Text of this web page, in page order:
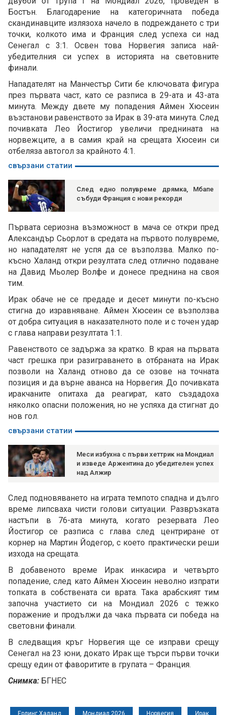
Бостън. Благодарение на категоричната победа
скандинавците излязоха начело в подреждането с три
точки, колкото има и Франция след успеха си над
Сенегал с 3:1. Освен това Норвегия записа най-
убедителния си успех в историята на световните
финали.
Нападателят на Манчестър Сити бе ключовата фигура
през първата част, като се разписа в 29-ата и 43-ата
минута. Между двете му попадения Аймен Хюсеин
възстанови равенството за Ирак в 39-ата минута. След
почивката Лео Йостигор увеличи преднината на
норвежците, а в самия край на срещата Хюсеин си
отбеляза автогол за крайното 4:1.
свързани статии
След едно полувреме дрямка, Мбапе
събуди Франция с нови рекорди
Първата сериозна възможност в мача се откри пред
Александър Сьорлот в средата на първото полувреме,
но нападателят не успя да се възползва. Малко по-
късно Халанд откри резултата след отлично подаване
на Давид Мьолер Волфе и донесе преднина на своя
тим.
Ирак обаче не се предаде и десет минути по-късно
стигна до изравняване. Аймен Хюсеин се възползва
от добра ситуация в наказателното поле и с точен удар
с глава направи резултата 1:1.
Равенството се задържа за кратко. В края на първата
част грешка при разиграването в отбраната на Ирак
позволи на Халанд отново да се озове на точната
позиция и да върне аванса на Норвегия. До почивката
иракчаните опитаха да реагират, като създадоха
няколко опасни положения, но не успяха да стигнат до
нов гол.
свързани статии
Меси избухна с първи хеттрик на Мондиал
и изведе Аржентина до убедителен успех
над Алжир
След подновяването на играта темпото спадна и дълго
време липсваха чисти голови ситуации. Развръзката
настъпи в 76-ата минута, когато резервата Лео
Йостигор се разписа с глава след центриране от
корнер на Мартин Йодегор, с което практически реши
изхода на срещата.
В добавеното време Ирак инкасира и четвърто
попадение, след като Аймен Хюсеин неволно изпрати
топката в собствената си врата. Така арабският тим
започна участието си на Мондиал 2026 с тежко
поражение и продължи да чака първата си победа на
световни финали.
В следващия кръг Норвегия ще се изправи срещу
Сенегал на 23 юни, докато Ирак ще търси първи точки
срещу един от фаворитите в групата – Франция.
Снимка: БГНЕС